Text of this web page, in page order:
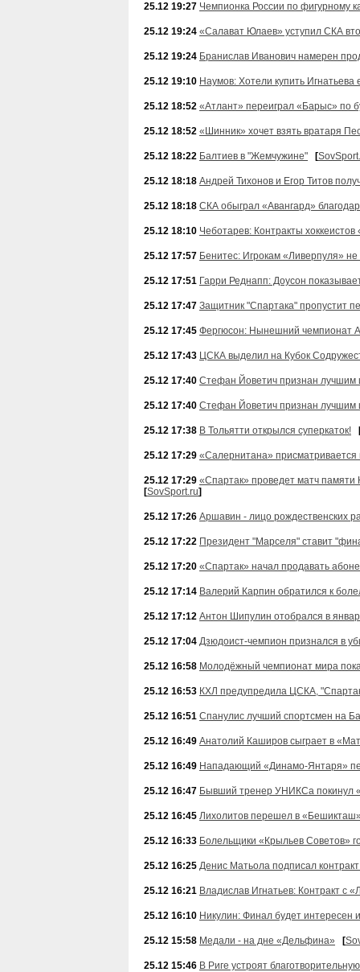
25.12 19:27 Чемпионка России по фигурному
25.12 19:24 «Салават Юлаев» уступил СКА
25.12 19:24 Бранислав Иванович намерен
25.12 19:10 Наумов: Хотели купить Игнатьева
25.12 18:52 «Атлант» переиграл «Барыс» по
25.12 18:52 «Шинник» хочет взять вратаря
25.12 18:22 Балтиев в "Жемчужине" [
25.12 18:18 Андрей Тихонов и Егор Титов
25.12 18:18 СКА обыграл «Авангард»
25.12 18:10 Чеботарев: Контракты
25.12 17:57 Бенитес: Игрокам «Ливерпуля»
25.12 17:51 Гарри Реднапп: Доусон
25.12 17:47 Защитник "Спартака" пропустит
25.12 17:45 Фергюсон: Нынешний чемпионат
25.12 17:43 ЦСКА выделил на Кубок
25.12 17:40 Стефан Йоветич признан лучшим
25.12 17:40 Стефан Йоветич признан лучшим
25.12 17:38 В Тольятти открылся суперкаток!
25.12 17:29 «Салернитана» присматривается
25.12 17:29 «Спартак» проведет матч
[SovSport.ru]
25.12 17:26 Аршавин - лицо рождественских
25.12 17:22 Президент "Марселя" ставит
25.12 17:20 «Спартак» начал продавать
25.12 17:14 Валерий Карпин обратился к
25.12 17:12 Антон Шипулин отобрался в
25.12 17:04 Дзюдоист-чемпион признался в
25.12 16:58 Молодёжный чемпионат мира
25.12 16:53 КХЛ предупредила ЦСКА,
25.12 16:51 Спанулис лучший спортсмен на
25.12 16:49 Анатолий Каширов сыграет в
25.12 16:49 Нападающий «Динамо-Янтаря»
25.12 16:47 Бывший тренер УНИКСа покинул
25.12 16:45 Лихолитов перешел в
25.12 16:33 Болельщики «Крыльев Советов»
25.12 16:25 Денис Матьола подписал
25.12 16:21 Владислав Игнатьев: Контракт с
25.12 16:10 Никулин: Финал будет интересен
25.12 15:58 Медали - на дне «Дельфина» [
25.12 15:46 В Риге устроят